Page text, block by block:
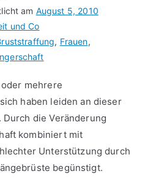
am August 5, 2010
und Co
, Frauen,
mehrere
haben leiden an dieser
die Veränderung
kombiniert mit
Unterstützung durch
begünstigt.